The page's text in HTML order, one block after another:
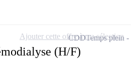
(H/F)
CDDTemps plein
Ajouter cette offre à ma sélection